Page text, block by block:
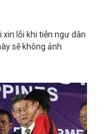
lỗi khi tiễn ngư dân
sẽ không ảnh